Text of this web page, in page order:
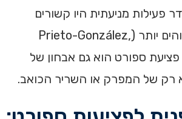
פעילות מניעתית היו קשורים
לשיעורי פציעה גבוהים יותר (Prieto-González,
פציעת ספורט הוא גם אבחון של
רק של המפרק או השריר הכואב.